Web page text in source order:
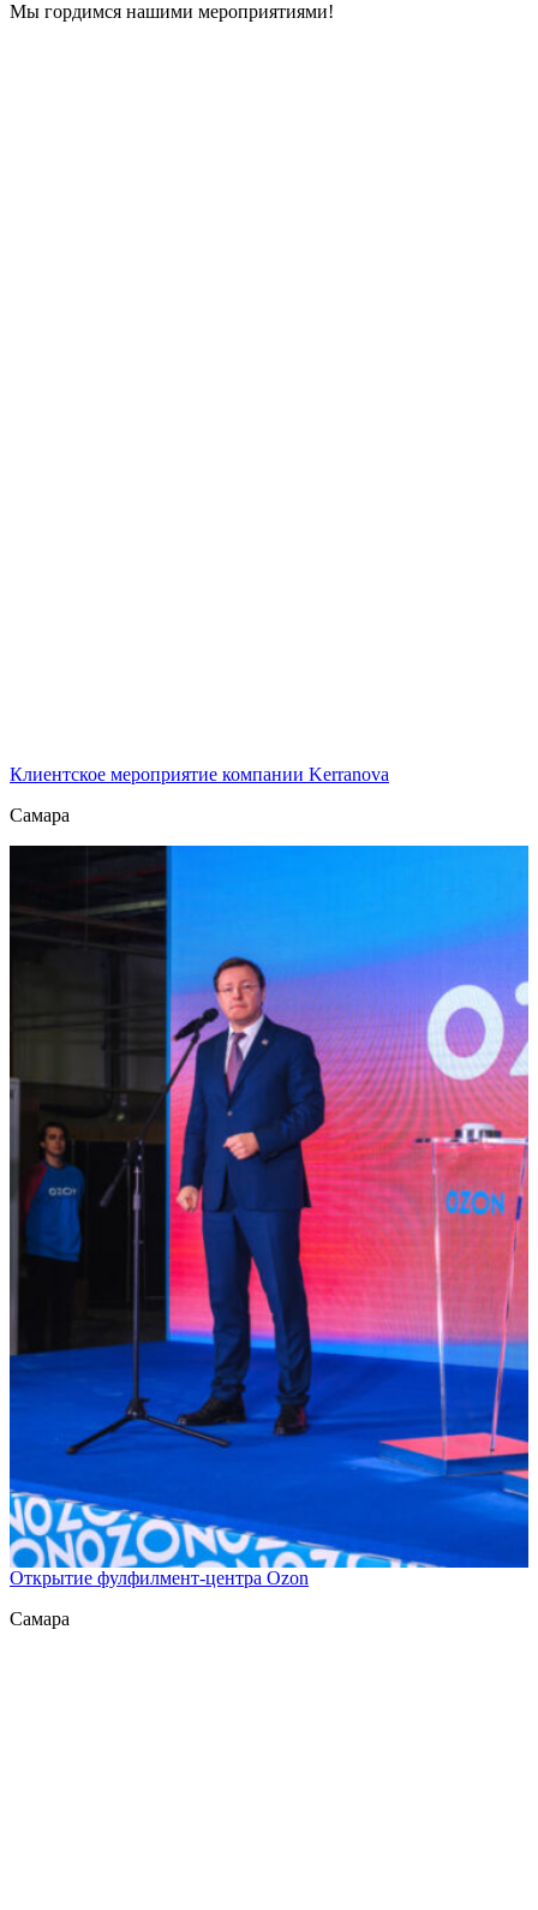
Мы гордимся нашими мероприятиями!
Клиентское мероприятие компании Kerranova
Самара
Открытие фулфилмент-центра Ozon
Самара